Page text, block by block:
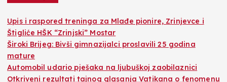
​Upis i raspored treninga za Mlađe pionire, Zrinjevce i
Štigliće HŠK “Zrinjski” Mostar
Široki Brijeg: Bivši gimnazijalci proslavili 25 godina
mature
Automobil udario pješaka na ljubuškoj zaobilaznici
Otkriveni rezultati tajnog glasanja Vatikana o fenomenu